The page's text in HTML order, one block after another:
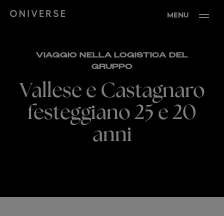
MENU
VIAGGIO NELLA LOGISTICA DEL
GRUPPO
Vallese e Castagnaro
festeggiano 25 e 20
anni